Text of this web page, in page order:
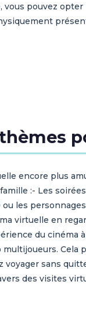
pouvez
encore plus
:- Les
les
virtuelle en
du cinéma
multijoueurs.
voyager sans
des visites